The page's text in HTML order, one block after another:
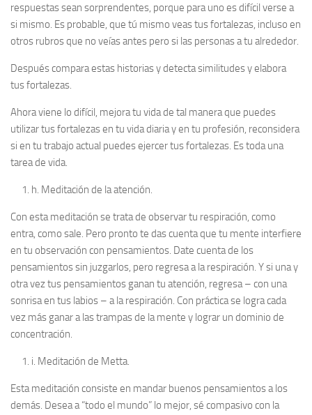
respuestas sean sorprendentes, porque para uno es difícil verse a
si mismo. Es probable, que tú mismo veas tus fortalezas, incluso en
otros rubros que no veías antes pero si las personas a tu alrededor.
Después compara estas historias y detecta similitudes y elabora
tus fortalezas.
Ahora viene lo difícil, mejora tu vida de tal manera que puedes
utilizar tus fortalezas en tu vida diaria y en tu profesión, reconsidera
si en tu trabajo actual puedes ejercer tus fortalezas. Es toda una
tarea de vida.
h. Meditación de la atención.
Con esta meditación se trata de observar tu respiración, como
entra, como sale. Pero pronto te das cuenta que tu mente interfiere
en tu observación con pensamientos. Date cuenta de los
pensamientos sin juzgarlos, pero regresa a la respiración. Y si una y
otra vez tus pensamientos ganan tu atención, regresa – con una
sonrisa en tus labios – a la respiración. Con práctica se logra cada
vez más ganar a las trampas de la mente y lograr un dominio de
concentración.
i. Meditación de Metta.
Esta meditación consiste en mandar buenos pensamientos a los
demás. Desea a “todo el mundo” lo mejor, sé compasivo con la